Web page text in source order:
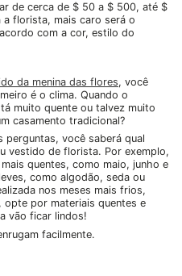
de cerca de $ 50 a $ 500, até $
a florista, mais caro será o
com a cor, estilo do
da menina das flores, você
é o clima. Quando o
muito quente ou talvez muito
casamento tradicional?
perguntas, você saberá qual
vestido de florista. Por exemplo,
quentes, como maio, junho e
como algodão, seda ou
nos meses mais frios,
por materiais quentes e
vão ficar lindos!
facilmente.